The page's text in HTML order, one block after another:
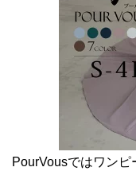
PourVousではワン